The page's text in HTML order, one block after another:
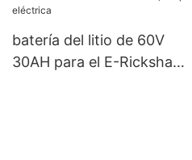
batería del litio de 60V
30AH para el E-Rickshaw